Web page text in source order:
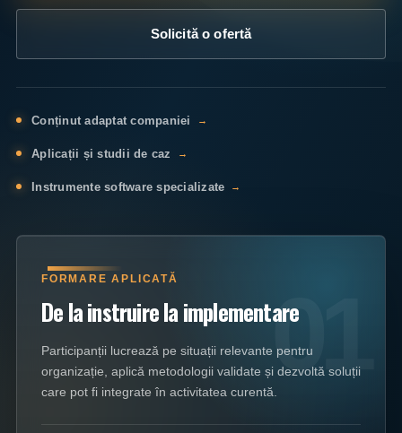
Solicită o ofertă
Conținut adaptat companiei →
Aplicații și studii de caz →
Instrumente software specializate →
01
FORMARE APLICATĂ
De la instruire la implementare
Participanții lucrează pe situații relevante pentru
organizație, aplică metodologii validate și dezvoltă soluții
care pot fi integrate în activitatea curentă.